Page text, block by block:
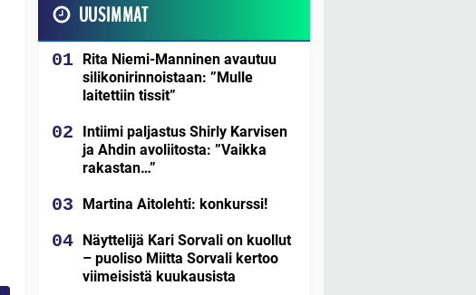
UUSIMMAT
Rita Niemi-Manninen avautuu
silikonirinnoistaan: ”Mulle
laitettiin tissit”
Intiimi paljastus Shirly Karvisen
ja Ahdin avoliitosta: ”Vaikka
rakastan…”
Martina Aitolehti: konkurssi!
Näyttelijä Kari Sorvali on kuollut
– puoliso Miitta Sorvali kertoo
viimeisistä kuukausista